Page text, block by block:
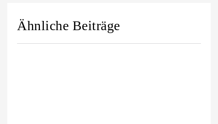
Ähnliche Beiträge